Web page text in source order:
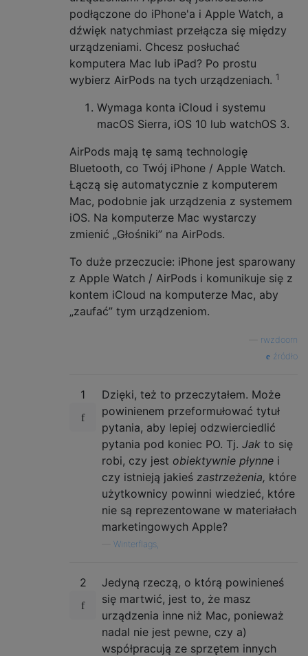
podłączone do iPhone'a i Apple Watch, a
dźwięk natychmiast przełącza się między
urządzeniami. Chcesz posłuchać
komputera Mac lub iPad? Po prostu
wybierz AirPods na tych urządzeniach. 1
Wymaga konta iCloud i systemu
macOS Sierra, iOS 10 lub watchOS 3.
AirPods mają tę samą technologię
Bluetooth, co Twój iPhone / Apple Watch.
Łączą się automatycznie z komputerem
Mac, podobnie jak urządzenia z systemem
iOS. Na komputerze Mac wystarczy
zmienić „Głośniki” na AirPods.
To duże przeczucie: iPhone jest sparowany
z Apple Watch / AirPods i komunikuje się z
kontem iCloud na komputerze Mac, aby
„zaufać” tym urządzeniom.
rwzdoorn
źródło
1
Dzięki, też to przeczytałem. Może
powinienem przeformułować tytuł
pytania, aby lepiej odzwierciedlić
pytania pod koniec PO. Tj. Jak to się
robi, czy jest obiektywnie płynne i
czy istnieją jakieś zastrzeżenia, które
użytkownicy powinni wiedzieć, które
nie są reprezentowane w materiałach
marketingowych Apple?
Winterflags,
2
Jedyną rzeczą, o którą powinieneś
się martwić, jest to, że masz
urządzenia inne niż Mac, ponieważ
nadal nie jest pewne, czy a)
współpracują ze sprzętem innych